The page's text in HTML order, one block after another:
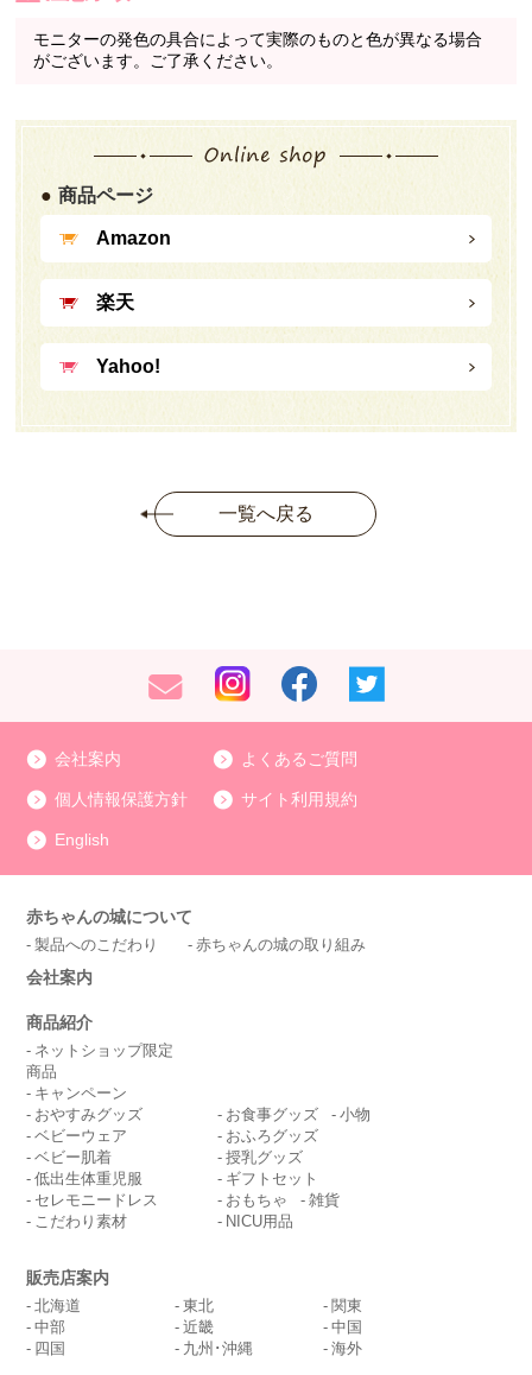
モニターの発色の具合によって実際のものと色が異なる場合
がございます。ご了承ください。
商品ページ
Amazon
楽天
Yahoo!
一覧へ戻る
会社案内 よくあるご質問
個人情報保護方針 サイト利用規約
English
赤ちゃんの城について
製品へのこだわり 赤ちゃんの城の取り組み
会社案内
商品紹介
ネットショップ限定
商品
キャンペーン
おやすみグッズ
ベビーウェア
ベビー肌着
低出生体重児服
セレモニードレス
こだわり素材
お食事グッズ
小物
おふろグッズ
授乳グッズ
ギフトセット
おもちゃ
雑貨
NICU用品
販売店案内
北海道 東北
関東
中部
近畿
中国
四国
九州･沖縄 海外